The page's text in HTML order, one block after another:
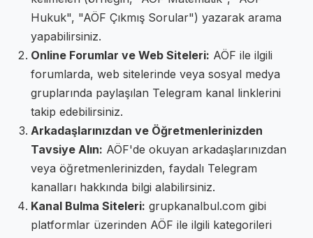
Hukuk", "AÖF Çıkmış Sorular") yazarak arama
yapabilirsiniz.
Online Forumlar ve Web Siteleri: AÖF ile ilgili
forumlarda, web sitelerinde veya sosyal medya
gruplarında paylaşılan Telegram kanal linklerini
takip edebilirsiniz.
Arkadaşlarınızdan ve Öğretmenlerinizden
Tavsiye Alın: AÖF'de okuyan arkadaşlarınızdan
veya öğretmenlerinizden, faydalı Telegram
kanalları hakkında bilgi alabilirsiniz.
Kanal Bulma Siteleri: grupkanalbul.com gibi
platformlar üzerinden AÖF ile ilgili kategorileri